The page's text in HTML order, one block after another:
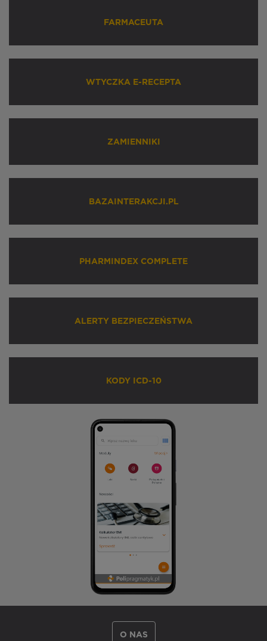
FARMACEUTA
WTYCZKA E-RECEPTA
ZAMIENNIKI
BAZAINTERAKCJI.PL
PHARMINDEX COMPLETE
ALERTY BEZPIECZEŃSTWA
KODY ICD-10
O NAS